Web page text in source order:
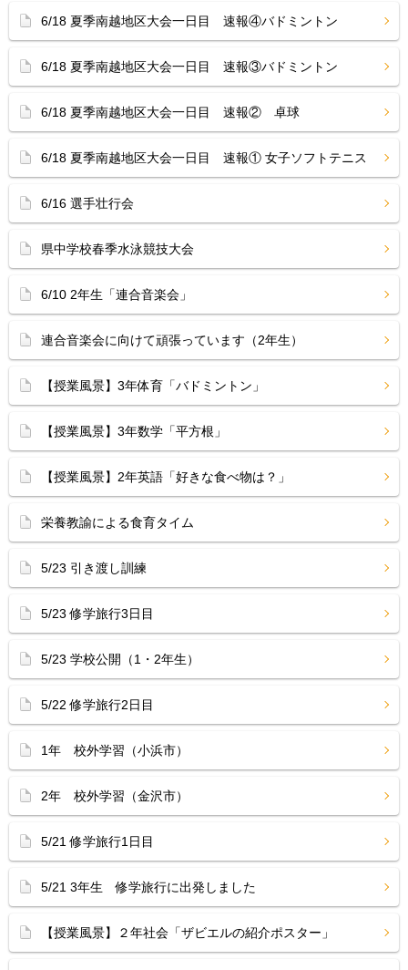
6/18 夏季南越地区大会一日目 速報④バドミントン
6/18 夏季南越地区大会一日目 速報③バドミントン
6/18 夏季南越地区大会一日目 速報② 卓球
6/18 夏季南越地区大会一日目 速報① 女子ソフトテニス
6/16 選手壮行会
県中学校春季水泳競技大会
6/10 2年生「連合音楽会」
連合音楽会に向けて頑張っています（2年生）
【授業風景】3年体育「バドミントン」
【授業風景】3年数学「平方根」
【授業風景】2年英語「好きな食べ物は？」
栄養教諭による食育タイム
5/23 引き渡し訓練
5/23 修学旅行3日目
5/23 学校公開（1・2年生）
5/22 修学旅行2日目
1年 校外学習（小浜市）
2年 校外学習（金沢市）
5/21 修学旅行1日目
5/21 3年生 修学旅行に出発しました
【授業風景】２年社会「ザビエルの紹介ポスター」